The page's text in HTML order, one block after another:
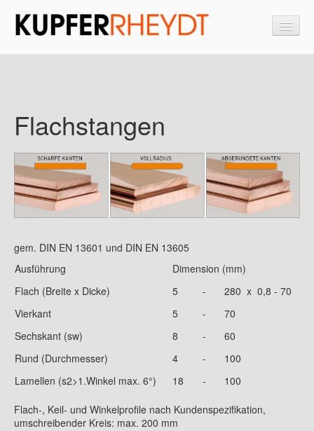
Stangen und Profile
Maxiflex
Komponenten
Legierungen
Flachstangen
gem. DIN EN 13601 und DIN EN 13605
Ausführung
Dimension (mm)
Flach (Breite x Dicke)
5 -
280 x 0,8 - 70
Vierkant
5 -
70
Sechskant (sw)
8 -
60
Rund (Durchmesser)
4 -
100
Lamellen (s2>1.Winkel max. 6°)
18 - 100
Flach-, Keil- und Winkelprofile nach Kundenspezifikation,
umschreibender Kreis: max. 200 mm